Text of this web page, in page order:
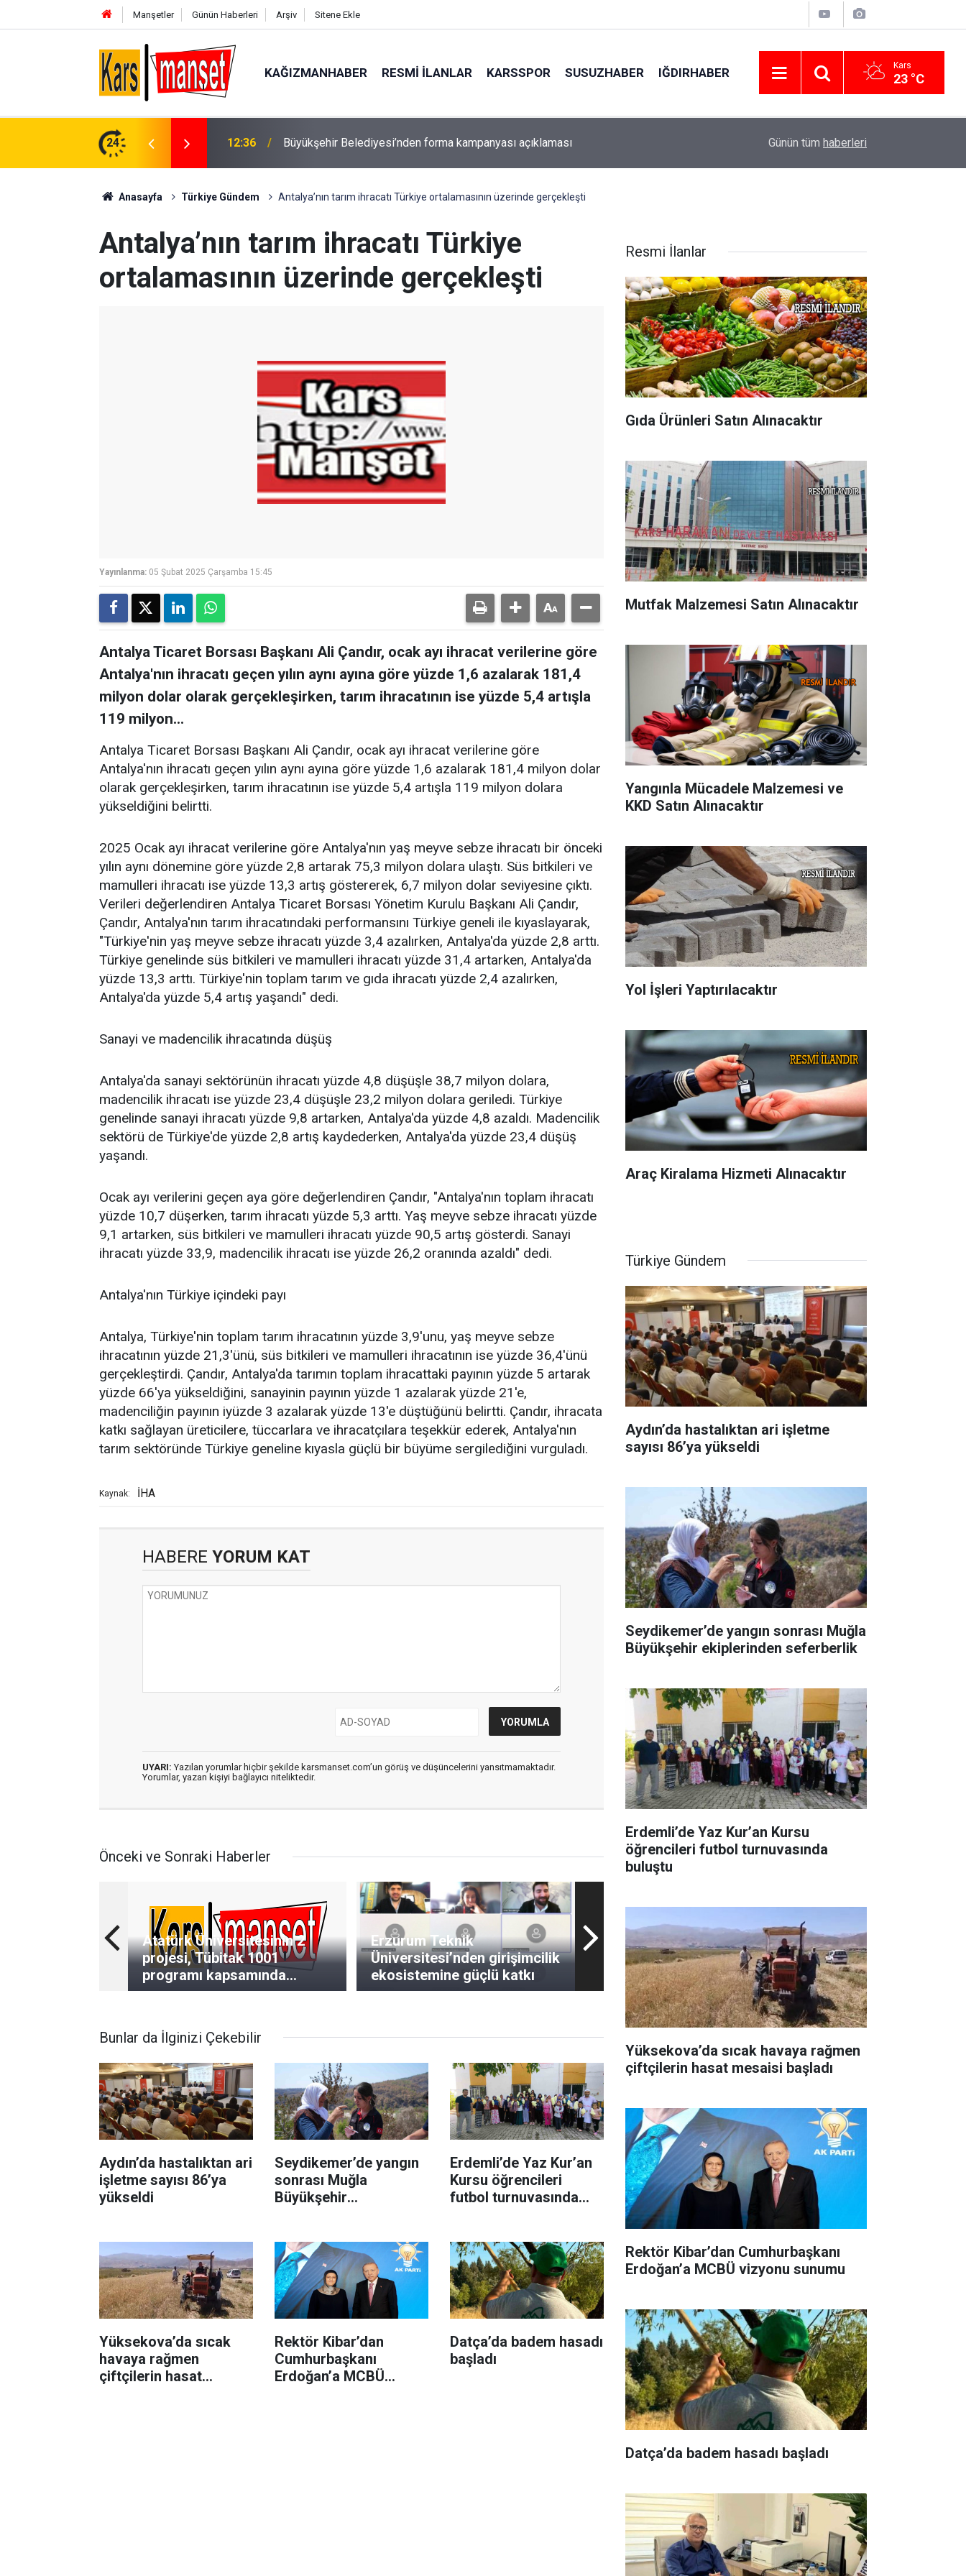
Manşetler Günün Haberleri Arşiv Sitene Ekle
KAĞIZMANHABER RESMI İLANLAR KARSSPOR SUSUZHABER IĞDIRHABER Kars
23 °C
24
kampanyası açıklaması 12:35 Aydın’da hastalıktan ari işletme sayısı 86’ya yükseldi Seydikemer’de yangın sonrası Muğla
Günün tüm haberleri
Anasayfa Türkiye Gündem Antalya’nın tarım ihracatı Türkiye ortalamasının üzerinde gerçekleşti
Antalya’nın tarım ihracatı Türkiye
ortalamasının üzerinde gerçekleşti
Yayınlanma: 05 Şubat 2025 Çarşamba 15:45
Antalya Ticaret Borsası Başkanı Ali Çandır, ocak ayı ihracat verilerine göre
Antalya'nın ihracatı geçen yılın aynı ayına göre yüzde 1,6 azalarak 181,4
milyon dolar olarak gerçekleşirken, tarım ihracatının ise yüzde 5,4 artışla
119 milyon...
Antalya Ticaret Borsası Başkanı Ali Çandır, ocak ayı ihracat verilerine göre
Antalya'nın ihracatı geçen yılın aynı ayına göre yüzde 1,6 azalarak 181,4 milyon dolar
olarak gerçekleşirken, tarım ihracatının ise yüzde 5,4 artışla 119 milyon dolara
yükseldiğini belirtti.
2025 Ocak ayı ihracat verilerine göre Antalya'nın yaş meyve sebze ihracatı bir önceki
yılın aynı dönemine göre yüzde 2,8 artarak 75,3 milyon dolara ulaştı. Süs bitkileri ve
mamulleri ihracatı ise yüzde 13,3 artış göstererek, 6,7 milyon dolar seviyesine çıktı.
Verileri değerlendiren Antalya Ticaret Borsası Yönetim Kurulu Başkanı Ali Çandır,
Çandır, Antalya'nın tarım ihracatındaki performansını Türkiye geneli ile kıyaslayarak,
"Türkiye'nin yaş meyve sebze ihracatı yüzde 3,4 azalırken, Antalya'da yüzde 2,8 arttı.
Türkiye genelinde süs bitkileri ve mamulleri ihracatı yüzde 31,4 artarken, Antalya'da
yüzde 13,3 arttı. Türkiye'nin toplam tarım ve gıda ihracatı yüzde 2,4 azalırken,
Antalya'da yüzde 5,4 artış yaşandı" dedi.
Sanayi ve madencilik ihracatında düşüş
Antalya'da sanayi sektörünün ihracatı yüzde 4,8 düşüşle 38,7 milyon dolara,
madencilik ihracatı ise yüzde 23,4 düşüşle 23,2 milyon dolara geriledi. Türkiye
genelinde sanayi ihracatı yüzde 9,8 artarken, Antalya'da yüzde 4,8 azaldı. Madencilik
sektörü de Türkiye'de yüzde 2,8 artış kaydederken, Antalya'da yüzde 23,4 düşüş
yaşandı.
Ocak ayı verilerini geçen aya göre değerlendiren Çandır, "Antalya'nın toplam ihracatı
yüzde 10,7 düşerken, tarım ihracatı yüzde 5,3 arttı. Yaş meyve sebze ihracatı yüzde
9,1 artarken, süs bitkileri ve mamulleri ihracatı yüzde 90,5 artış gösterdi. Sanayi
ihracatı yüzde 33,9, madencilik ihracatı ise yüzde 26,2 oranında azaldı" dedi.
Antalya'nın Türkiye içindeki payı
Antalya, Türkiye'nin toplam tarım ihracatının yüzde 3,9'unu, yaş meyve sebze
ihracatının yüzde 21,3'ünü, süs bitkileri ve mamulleri ihracatının ise yüzde 36,4'ünü
gerçekleştirdi. Çandır, Antalya'da tarımın toplam ihracattaki payının yüzde 5 artarak
yüzde 66'ya yükseldiğini, sanayinin payının yüzde 1 azalarak yüzde 21'e,
madenciliğin payının iyüzde 3 azalarak yüzde 13'e düştüğünü belirtti. Çandır, ihracata
katkı sağlayan üreticilere, tüccarlara ve ihracatçılara teşekkür ederek, Antalya'nın
tarım sektöründe Türkiye geneline kıyasla güçlü bir büyüme sergilediğini vurguladı.
Kaynak: İHA
HABERE YORUM KAT
UYARI: Yazılan yorumlar hiçbir şekilde karsmanset.com’un görüş ve düşüncelerini yansıtmamaktadır.
Yorumlar, yazan kişiyi bağlayıcı niteliktedir.
Önceki ve Sonraki Haberler
Atatürk Üniversitesinin 2
projesi, Tübitak 1001
programı kapsamında
desteklendi
Erzurum Teknik
Üniversitesi’nden girişimcilik
ekosistemine güçlü katkı
Bunlar da İlginizi Çekebilir
Aydın’da hastalıktan ari
işletme sayısı 86’ya
yükseldi
Seydikemer’de yangın
sonrası Muğla
Büyükşehir
Erdemli’de Yaz Kur’an
Kursu öğrencileri
futbol turnuvasında
Yüksekova’da sıcak
havaya rağmen
çiftçilerin hasat
Rektör Kibar’dan
Cumhurbaşkanı
Erdoğan’a MCBÜ
Datça’da badem hasadı
başladı
Resmi İlanlar
Gıda Ürünleri Satın Alınacaktır
Mutfak Malzemesi Satın Alınacaktır
Yangınla Mücadele Malzemesi ve
KKD Satın Alınacaktır
Yol İşleri Yaptırılacaktır
Araç Kiralama Hizmeti Alınacaktır
Türkiye Gündem
Aydın’da hastalıktan ari işletme
sayısı 86’ya yükseldi
Seydikemer’de yangın sonrası Muğla
Büyükşehir ekiplerinden seferberlik
Erdemli’de Yaz Kur’an Kursu
öğrencileri futbol turnuvasında
buluştu
Yüksekova’da sıcak havaya rağmen
çiftçilerin hasat mesaisi başladı
Rektör Kibar’dan Cumhurbaşkanı
Erdoğan’a MCBÜ vizyonu sunumu
Datça’da badem hasadı başladı